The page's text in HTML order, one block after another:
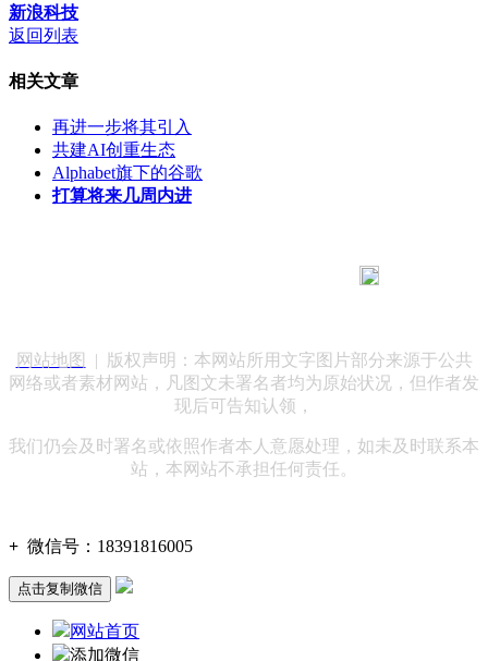
新浪科技
返回列表
相关文章
再进一步将其引入
共建AI创重生态
Alphabet旗下的谷歌
打算将来几周内进
网站地图
| 版权声明：本网站所用文字图片部分来源于公共
网络或者素材网站，凡图文未署名者均为原始状况，但作者发
现后可告知认领，
我们仍会及时署名或依照作者本人意愿处理，如未及时联系本
站，本网站不承担任何责任。
+ 微信号： 18391816005
点击复制微信
网站首页
添加微信